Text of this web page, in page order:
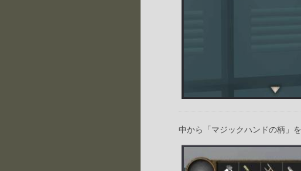
中から「マジックハンドの柄」を